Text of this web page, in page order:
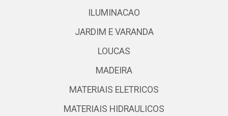
ILUMINACAO
JARDIM E VARANDA
LOUCAS
MADEIRA
MATERIAIS ELETRICOS
MATERIAIS HIDRAULICOS